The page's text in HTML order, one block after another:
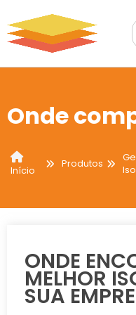
Onde
Início
Produtos
ONDE
MELHOR
SUA